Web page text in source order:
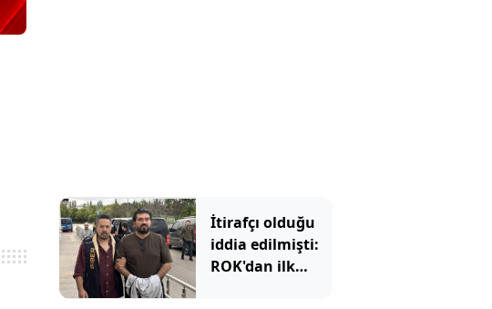
İtirafçı olduğu
iddia edilmişti:
ROK'dan ilk